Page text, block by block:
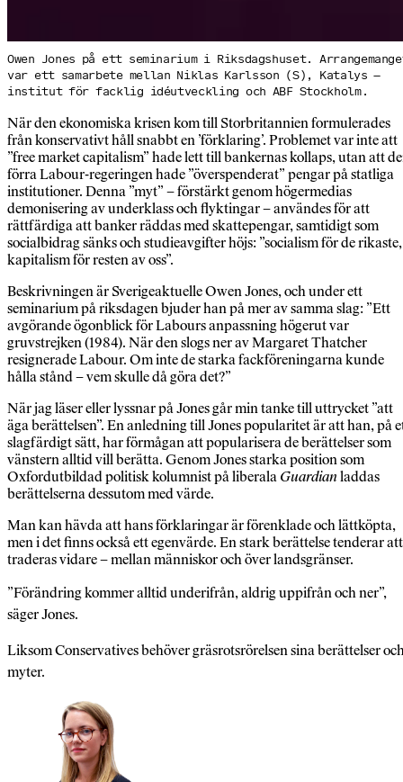
Owen Jones på ett seminarium i Riksdagshuset.
var ett samarbete mellan Niklas Karlsson (S), Katalys –
institut för facklig idéutveckling och ABF Stockholm.
När den ekonomiska krisen kom till Storbritannien formulerades
från konservativt håll snabbt en ’förklaring’. Problemet var inte att
”free market capitalism” hade lett till bankernas kollaps, utan att
förra Labour-regeringen hade ”överspenderat” pengar på statliga
institutioner. Denna ”myt” – förstärkt genom högermedias
demonisering av underklass och flyktingar – användes för att
rättfärdiga att banker räddas med skattepengar, samtidigt som
socialbidrag sänks och studieavgifter höjs: ”socialism för de rikaste,
kapitalism för resten av oss”.
Beskrivningen är Sverigeaktuelle Owen Jones, och under ett
seminarium på riksdagen bjuder han på mer av samma slag: ”Ett
avgörande ögonblick för Labours anpassning högerut var
gruvstrejken (1984). När den slogs ner av Margaret Thatcher
resignerade Labour. Om inte de starka fackföreningarna kunde
hålla stånd – vem skulle då göra det?”
När jag läser eller lyssnar på Jones går min tanke till uttrycket ”att
äga berättelsen”. En anledning till Jones popularitet är att han, på
slagfärdigt sätt, har förmågan att popularisera de berättelser som
vänstern alltid vill berätta. Genom Jones starka position som
Oxfordutbildad politisk kolumnist på liberala Guardian laddas
berättelserna dessutom med värde.
Man kan hävda att hans förklaringar är förenklade och lättköpta,
men i det finns också ett egenvärde. En stark berättelse tenderar att
traderas vidare – mellan människor och över landsgränser.
”Förändring kommer alltid underifrån, aldrig uppifrån och ner”,
säger Jones.
Liksom Conservatives behöver gräsrotsrörelsen sina berättelser
myter.